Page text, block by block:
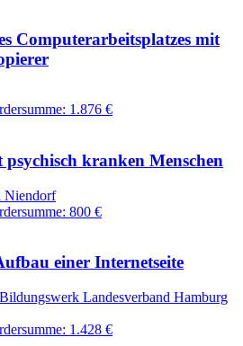
Computerarbeitsplatzes mit
1.876 €
kranken Menschen
Niendorf
800 €
einer Internetseite
Landesverband Hamburg
1.428 €